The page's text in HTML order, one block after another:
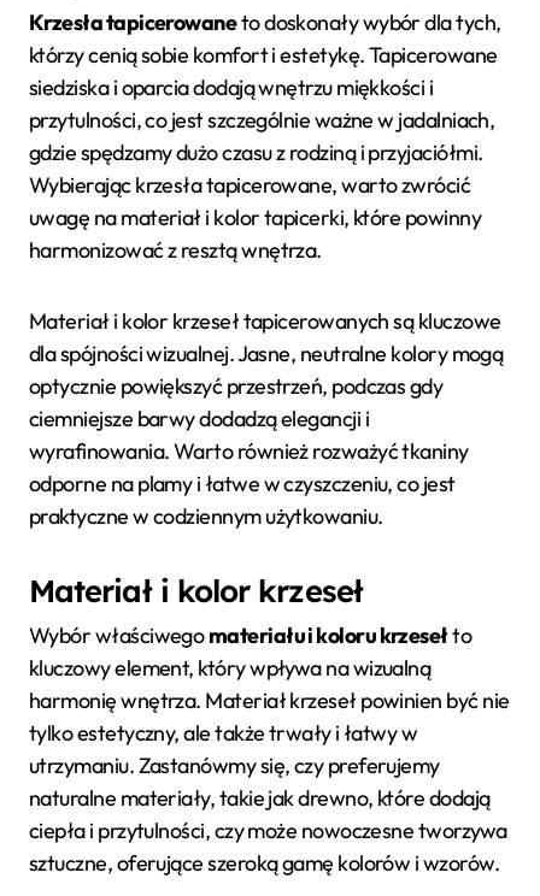
Krzesła tapicerowaneto doskonały wybór dla tych,
którzy cenią sobie komfort i estetykę. Tapicerowane
siedziska i oparcia dodają wnętrzu miękkości i
przytulności, co jest szczególnie ważne w jadalniach,
gdzie spędzamy dużo czasu z rodziną i przyjaciółmi.
Wybierając krzesła tapicerowane, warto zwrócić
uwagę na materiał i kolor tapicerki, które powinny
harmonizować z resztą wnętrza.
Materiał i kolor krzeseł tapicerowanych są kluczowe
dla spójności wizualnej. Jasne, neutralne kolory mogą
optycznie powiększyć przestrzeń, podczas gdy
ciemniejsze barwy dodadzą elegancji i
wyrafinowania. Warto również rozważyć tkaniny
odporne na plamy i łatwe w czyszczeniu, co jest
praktyczne w codziennym użytkowaniu.
Materiał i kolor krzeseł
Wybór właściwegomateriału i koloru krzesełto
kluczowy element, który wpływa na wizualną
harmonię wnętrza. Materiał krzeseł powinien być nie
tylko estetyczny, ale także trwały i łatwy w
utrzymaniu. Zastanówmy się, czy preferujemy
naturalne materiały, takie jak drewno, które dodają
ciepła i przytulności, czy może nowoczesne tworzywa
sztuczne, oferujące szeroką gamę kolorów i wzorów.